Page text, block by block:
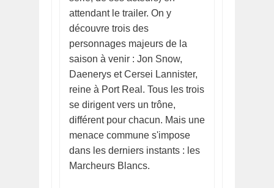
attendant le trailer. On y
découvre trois des
personnages majeurs de la
saison à venir : Jon Snow,
Daenerys et Cersei Lannister,
reine à Port Real. Tous les trois
se dirigent vers un trône,
différent pour chacun. Mais une
menace commune s'impose
dans les derniers instants : les
Marcheurs Blancs.